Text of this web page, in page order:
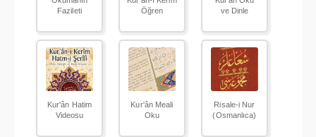
Fazileti
Öğren
ve Dinle
Kur'ân Hatim
Videosu
Kur'ân Meali
Oku
Risale-i Nur
(Osmanlıca)